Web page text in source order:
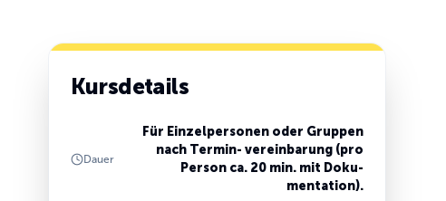
Kursdetails
Dauer
Für Einzelpersonen oder Gruppen
nach Termin- vereinbarung (pro
Person ca. 20 min. mit Doku-
mentation).